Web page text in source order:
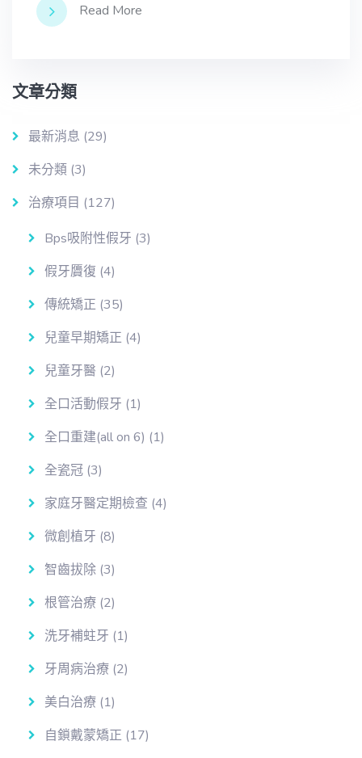
Read More
文章分類
最新消息 (29)
未分類 (3)
治療項目 (127)
Bps吸附性假牙 (3)
假牙贗復 (4)
傳統矯正 (35)
兒童早期矯正 (4)
兒童牙醫 (2)
全口活動假牙 (1)
全口重建(all on 6) (1)
全瓷冠 (3)
家庭牙醫定期檢查 (4)
微創植牙 (8)
智齒拔除 (3)
根管治療 (2)
洗牙補蛀牙 (1)
牙周病治療 (2)
美白治療 (1)
自鎖戴蒙矯正 (17)